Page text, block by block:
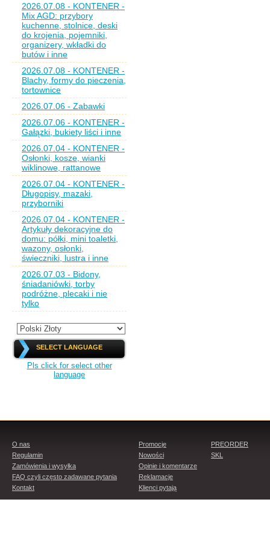
2026.07.08 - KONTENER -
Mix AGD: przybory
kuchenne, stolnice, deski
do krojenia, pojemniki,
organizery, wkładki do
butów i inne
2026.07.08 - KONTENER -
Blachy, formy do pieczenia,
tortownice
2026.07.06 - Zabawki
2026.07.06 - KONTENER -
Gałązki, bukiety liści i inne
2026.07.04 - KONTENER -
Osłonki, kosze, wianki
wiklinowe, rattanowe
2026.07.04 - KONTENER -
Długopisy, mazaki,
przyborniki
2026.07.04 - KONTENER -
Artykuły dekoracyjne do
domu: półki, mini toaletki,
wazony, osłonki,
świeczniki, lustra i inne
2026.07.03 - Bidony,
śniadaniówki, torby
podróżne, plecaki i nie
tylko
SELECT LANGUAGE
Pls click for select other
language
O nas
Regulamin
Zamówienia i wysyłka
FAQ czyli często zadawane pytania
Kontakt
Promocje
Nowości
Opinie i komentarze
Reklamacje
Klienci pytają
PREORDER
SKL